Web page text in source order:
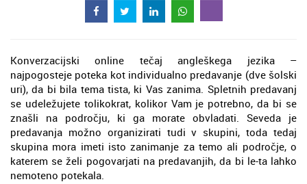
Konverzacijski online tečaj angleškega jezika –
najpogosteje poteka kot individualno predavanje (dve šolski
uri), da bi bila tema tista, ki Vas zanima. Spletnih predavanj
se udeležujete tolikokrat, kolikor Vam je potrebno, da bi se
znašli na področju, ki ga morate obvladati. Seveda je
predavanja možno organizirati tudi v skupini, toda tedaj
skupina mora imeti isto zanimanje za temo ali področje, o
katerem se želi pogovarjati na predavanjih, da bi le-ta lahko
nemoteno potekala.